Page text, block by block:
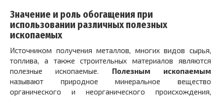
Значение и роль обогащения при
использовании различных полезных
ископаемых
Источником получения металлов, многих видов сырья,
топлива, а также строительных материалов являются
полезные ископаемые. Полезным ископаемым
называют природное минеральное вещество
органического и неорганического происхождения,